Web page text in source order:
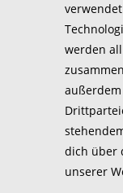
werden
dich über
unserer